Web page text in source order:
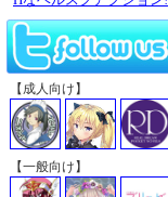
【成人向け】
【一般向け】